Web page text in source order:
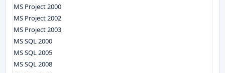
MS Project 2000
MS Project 2002
MS Project 2003
MS SQL 2000
MS SQL 2005
MS SQL 2008